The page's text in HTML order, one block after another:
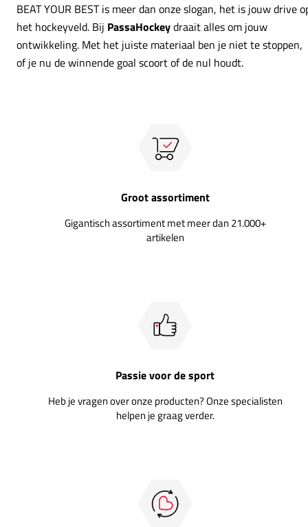
BEAT YOUR BEST is meer dan onze slogan, het is jouw drive
het hockeyveld. Bij PassaHockeydraait alles om jouw
ontwikkeling. Met het juiste materiaal ben je niet te stoppen,
of je nu de winnende goal scoort of de nul houdt.
Groot assortiment
Gigantisch assortiment met meer dan 21.000+
artikelen
Passie voor de sport
Heb je vragen over onze producten? Onze specialisten
helpen je graag verder.